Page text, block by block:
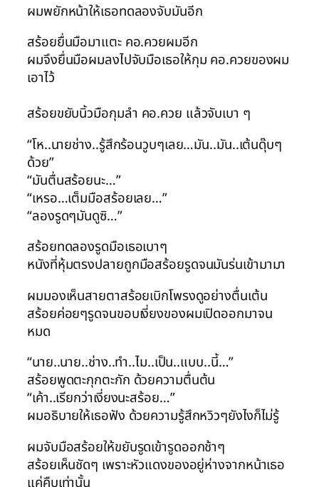
ผมพยักหน้าให้เธอทดลองจับมันอีก
สร้อยยื่นมือมาแตะ คอ.ควยผมอีก
ผมจึงยื่นมือผมลงไปจับมือเธอให้กุม คอ.ควยของผม
เอาไว้
สร้อยขยับนิ้วมือกุมลำ คอ.ควย แล้วจับเบา ๆ
“โห..นายช่าง..รู้สึกร้อนวูบๆเลย…มัน..มัน..เต้นดุ๊บๆ
ด้วย”
“มันตื่นสร้อยนะ…”
“เหรอ…เต็มมือสร้อยเลย…”
“ลองรูดๆมันดูซิ…”
สร้อยทดลองรูดมือเธอเบาๆ
หนังที่หุ้มตรงปลายถูกมือสร้อยรูดจนมันร่นเข้ามามา
ผมมองเห็นสายตาสร้อยเบิกโพรงดูอย่างตื่นเต้น
สร้อยค่อยๆรูดจนขอบเงี่ยงของผมเปิดออกมาจน
หมด
“นาย..นาย..ช่าง..ทำ..ไม..เป็น..แบบ..นี้…”
สร้อยพูดตะกุกตะกัก ด้วยความตื่นต้น
“เค้า..เรียกว่าเงี่ยงนะสร้อย…”
ผมอธิบายให้เธอฟัง ด้วยความรู้สึกหวิวๆยังไงก็ไม่รู้
ผมจับมือสร้อยให้ขยับรูดเข้ารูดออกช้าๆ
สร้อยเห็นชัดๆ เพราะหัวแดงของอยู่ห่างจากหน้าเธอ
แค่คืบเท่านั้น